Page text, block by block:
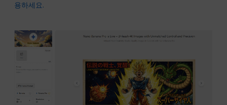
용하세요.